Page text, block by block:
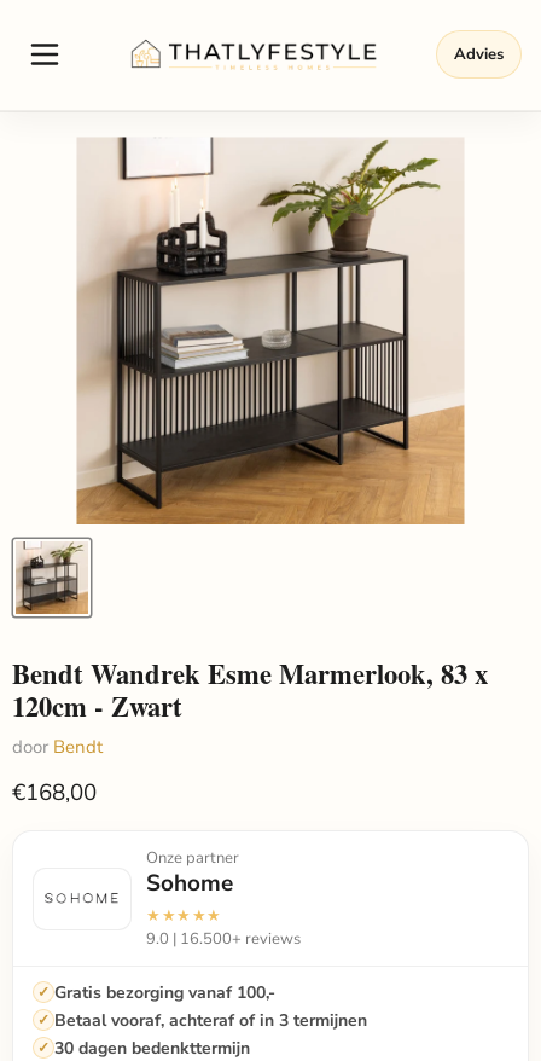
Advies
Bendt Wandrek Esme Marmerlook, 83 x
120cm - Zwart
door Bendt
€168,00
Onze partner
Sohome
★★★★★
9.0 | 16.500+ reviews
Gratis bezorging vanaf 100,-
Betaal vooraf, achteraf of in 3 termijnen
30 dagen bedenkttermijn